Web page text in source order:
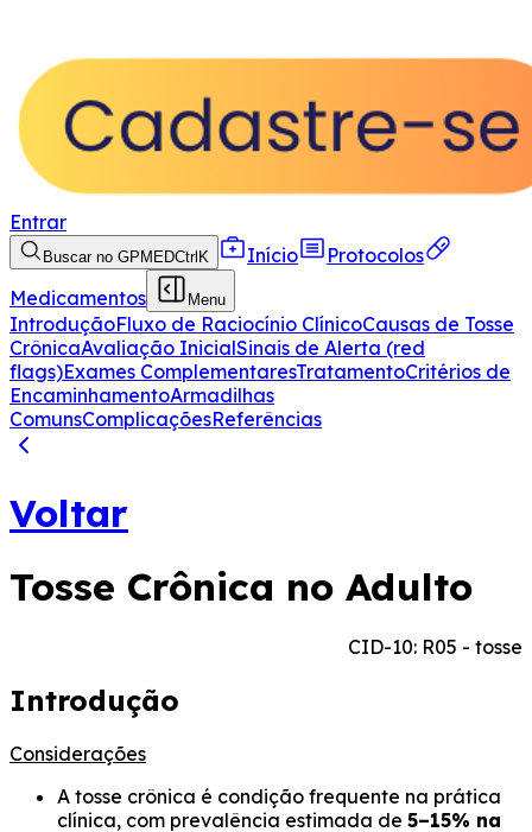
Entrar
Buscar no GPMEDCtrl K Início
Protocolos
Medicamentos
Menu
IntroduçãoFluxo de Raciocínio ClínicoCausas de Tosse
CrônicaAvaliação InicialSinais de Alerta (red
flags)Exames ComplementaresTratamentoCritérios de
EncaminhamentoArmadilhas
ComunsComplicaçõesReferências
Voltar
Tosse Crônica no Adulto
CID-10: R05 - tosse
Introdução
Considerações
A tosse crônica é condição frequente na prática
clínica, com prevalência estimada de 5–15% na